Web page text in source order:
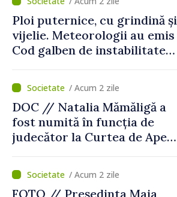
Ploi puternice, cu grindină și
vijelie. Meteorologii au emis
Cod galben de instabilitate
/ Acum 2 zile
DOC // Natalia Mămăligă a
fost numită în funcția de
judecător la Curtea de Apel
/ Acum 2 zile
FOTO // Președinta Maia